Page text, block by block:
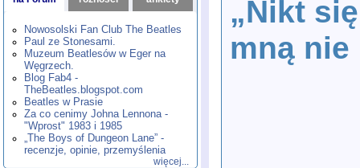
,1982,1983 ,1984,
1985,1986,1987 ,1988,1989,
1990, 1991,1992,1993
1995,1996 ,1997,1998 ,1999,
2000,2001, 2004
2005,2006, 2007
2010,2011,2012,2013,2014
2015,2016, 2017,
2020,2021,2022,2023,2024 ,
2025,2026
Nowosolski Fan Club The Beatles
Paul ze Stonesami.
Muzeum Beatlesów w Eger na
Węgrzech.
Blog Fab4 -
TheBeatles.blogspot.com
Beatles w Prasie
Za co cenimy Johna Lennona -
"Wprost" 1983 i 1985
„The Boys of Dungeon Lane” -
recenzje, opinie, przemyślenia
więcej...
„Nikt
mną nie